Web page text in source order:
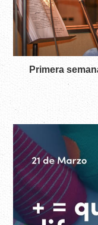
Primera